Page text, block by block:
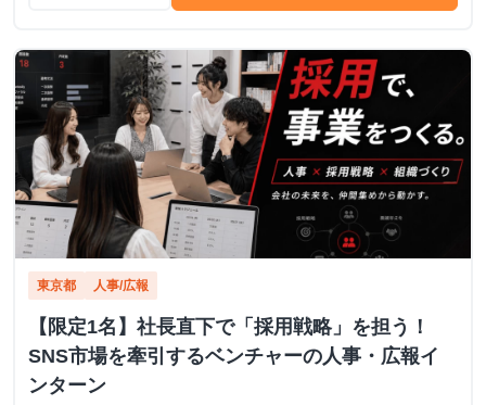
東京都 人事/広報
【限定1名】社長直下で「採用戦略」を担う！
SNS市場を牽引するベンチャーの人事・広報イ
ンターン